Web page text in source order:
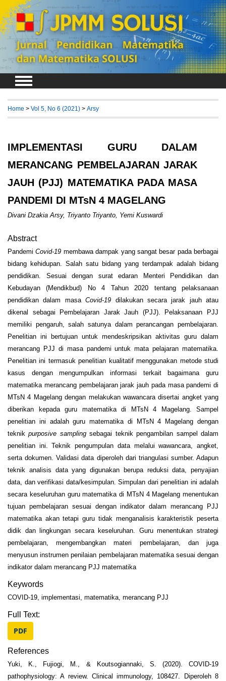
Login Register
Home > Vol 5, No 6 (2021) > Arsy
IMPLEMENTASI GURU DALAM
MERANCANG PEMBELAJARAN JARAK
JAUH (PJJ) MATEMATIKA PADA MASA
PANDEMI DI MTsN 4 MAGELANG
Divani Dzakia Arsy, Triyanto Triyanto, Yemi Kuswardi
Abstract
PandemiCovid-19 membawa dampak yang sangat besar pada berbagai
bidang kehidupan. Salah satu bidang yang terdampak adalah bidang
pendidikan. Sesuai dengan surat edaran Menteri Pendidikan dan
Kebudayan (Mendikbud) No 4 Tahun 2020 tentang pelaksanaan
pendidikan dalam masaCovid-19 dilakukan secara jarak jauh atau
dikenal sebagai Pembelajaran Jarak Jauh (PJJ). Pelaksanaan PJJ
memiliki pengaruh, salah satunya dalam perancangan pembelajaran.
Penelitian ini bertujuan untuk mendeskripsikan aktivitas guru dalam
merancang PJJ di masa pandemi untuk mata pelajaran matematika.
Penelitian ini termasuk penelitian kualitatif menggunakan metode studi
kasus dengan mengumpulkan informasi terkait bagaimana guru
matematika merancang pembelajaran jarak jauh pada masa pandemi di
MTsN 4 Magelang dengan melakukan wawancara disertai angket yang
diberikan kepada guru matematika di MTsN 4 Magelang. Sampel
penelitian ini adalah guru matematika di MTsN 4 Magelang dengan
teknikpurposive samplingsebagai teknik pengambilan sampel dalam
penelitian ini. Teknik pengumpulan data melalui wawancara, angket,
serta dokumen. Validasi data diperoleh dari triangulasi sumber. Adapun
teknik analisis data yang digunakan berupa reduksi data, penyajian
data, dan verifikasi data/kesimpulan. Simpulan dari penelitian ini adalah
secara keseluruhan guru matematika di MTsN 4 Magelang menentukan
tujuan pembelajaran sesuai dengan indikator dalam merancang PJJ
matematika akan tetapi guru tidak menganalisis karakteristik peserta
didik dan lingkungan secara keseluruhan. Guru menentukan strategi
pembelajaran, mengembangkan materi pembelajaran, dan juga
menyusun instrumen penilaian pembelajaran matematika sesuai dengan
indikator dalam merancang PJJ matematika
Keywords
COVID-19, implementasi, matematika, merancang PJJ
Full Text:
PDF
References
Yuki, K., Fujiogi, M., & Koutsogiannaki, S. (2020). COVID-19
pathophysiology: A review. Clinical immunology, 108427. Diperoleh 8